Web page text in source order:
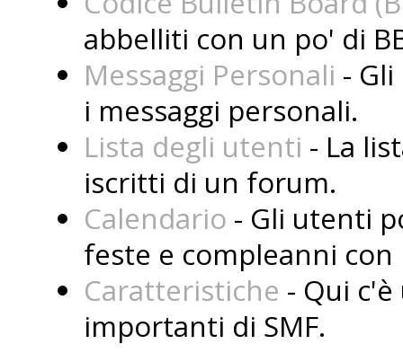
abbelliti con un po' di
Messaggi Personali -
i messaggi personali.
Lista degli utenti - La
iscritti di un forum.
Calendario - Gli utenti
feste e compleanni con
Caratteristiche - Qui
importanti di SMF.